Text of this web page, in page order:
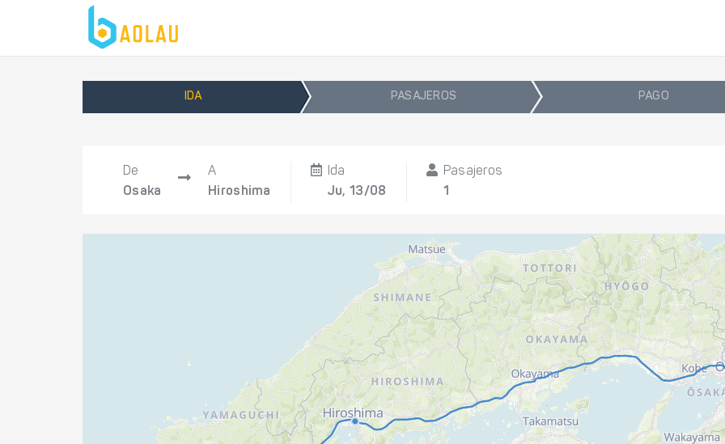
IDA PASAJEROS PAGO
De
Osaka
A
Hiroshima
Ida
Ju, 13/08
Pasajeros
1